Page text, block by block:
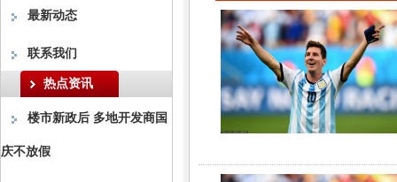
最新动态
联系我们
热点资讯
楼市新政后 多地开发商国
庆不放假